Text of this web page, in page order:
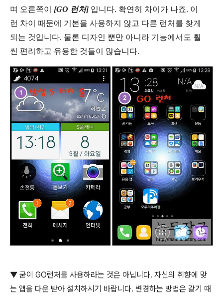
며 오른쪽이 [GO 런처] 입니다. 확연히 차이가 나죠. 이
런 차이 때문에 기본을 사용하지 않고 다른 런처를 찾게
되는 것입니다. 물론 디자인 뿐만 아니라 기능에서도 훨
씬 편리하고 유용한 것들이 많습니다.
▼ 굳이 GO런처를 사용하라는 것은 아닙니다. 자신의 취향에 맞
는 앱을 다운 받아 설치하시기 바랍니다. 변경하는 방법은 같기 때